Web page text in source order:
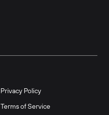
Privacy Policy
Terms of Service